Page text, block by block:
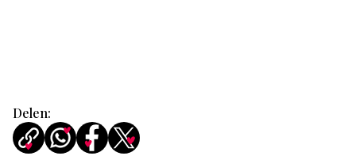
Delen: